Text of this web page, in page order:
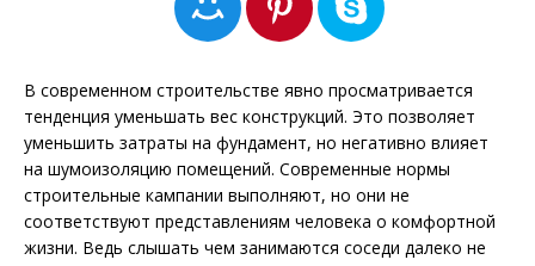
В современном строительстве явно просматривается
тенденция уменьшать вес конструкций. Это позволяет
уменьшить затраты на фундамент, но негативно влияет
на шумоизоляцию помещений. Современные нормы
строительные кампании выполняют, но они не
соответствуют представлениям человека о комфортной
жизни. Ведь слышать чем занимаются соседи далеко не